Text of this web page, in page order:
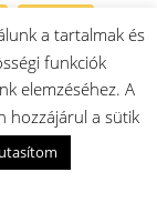
(8)
dióda(3)
(2)
(5) E14
a tartalmak és
funkciók
elemzéséhez. A
hozzájárul a sütik